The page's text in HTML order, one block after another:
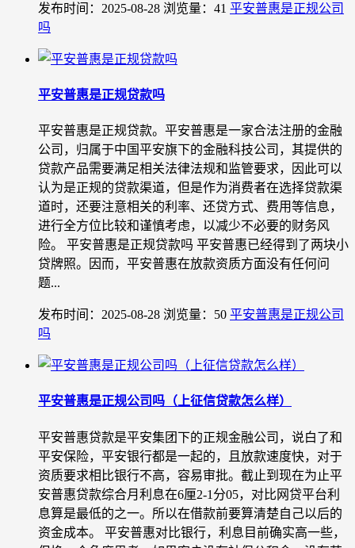
发布时间：2025-08-28 浏览量：41 平安普惠是正规公司
吗
平安普惠是正规贷款吗
平安普惠是正规贷款。平安普惠是一家合法注册的金融
公司，归属于中国平安旗下的金融科技公司，其提供的
贷款产品需要满足相关法律法规和监管要求，因此可以
认为是正规的贷款渠道，但是作为消费者在选择贷款渠
道时，还要注意相关的利率、还贷方式、费用等信息，
进行全方位比较和谨慎考虑，以减少不必要的财务风
险。 平安普惠是正规贷款吗 平安普惠已经得到了两块小
贷牌照。因而，平安普惠在放款资质方面没有任何问
题...
发布时间：2025-08-28 浏览量：50 平安普惠是正规公司
吗
平安普惠是正规公司吗（上征信贷款怎么样）
平安普惠贷款是平安集团下的正规金融公司，说白了和
平安保险，平安银行都是一起的，且放款速度快，对于
资质要求相比银行不高，容易审批。截止到现在为止平
安普惠贷款综合月利息在6厘2-1分05，对比网贷平台利
息算是最低的之一。所以在借款前要算清楚自己以后的
资金成本。 平安普惠对比银行，利息目前确实高一些，